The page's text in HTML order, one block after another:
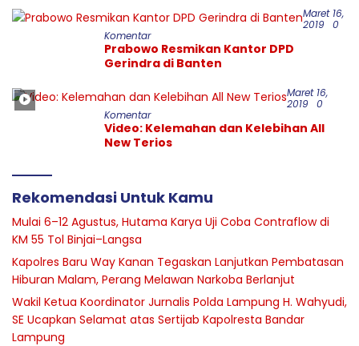
Maret 16,
2019
0
Komentar
Prabowo Resmikan Kantor DPD
Gerindra di Banten
Maret 16,
2019
0
Komentar
Video: Kelemahan dan Kelebihan All
New Terios
Rekomendasi Untuk Kamu
Mulai 6–12 Agustus, Hutama Karya Uji Coba Contraflow di
KM 55 Tol Binjai–Langsa
Kapolres Baru Way Kanan Tegaskan Lanjutkan Pembatasan
Hiburan Malam, Perang Melawan Narkoba Berlanjut
Wakil Ketua Koordinator Jurnalis Polda Lampung H. Wahyudi,
SE Ucapkan Selamat atas Sertijab Kapolresta Bandar
Lampung